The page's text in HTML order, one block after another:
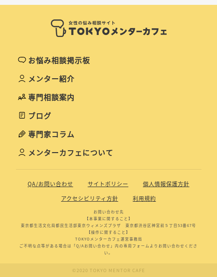
お悩み相談掲示板
メンター紹介
専門相談案内
ブログ
専門家コラム
メンターカフェについて
QA/お問い合わせ サイトポリシー
個人情報保護方針
アクセシビリティ方針
利用規約
お問い合わせ先
【本事業に関すること】
東京都生活文化局都民生活部東京ウィメンズプラザ 東京都渋谷区神宮前５丁目53番67号
【操作に関すること】
TOKYOメンターカフェ運営事務局
ご不明な点等がある場合は「Q/Aお問い合わせ」内の専用フォームよりお問い合わせくださ
い。
©2020 TOKYO MENTOR CAFE